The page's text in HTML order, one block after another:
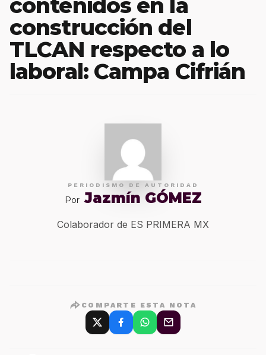
contenidos en la
construcción del
TLCAN respecto a lo
laboral: Campa Cifrián
PERIODISMO DE AUTORIDAD
Por Jazmín GÓMEZ
Colaborador de ES PRIMERA MX
COMPARTE ESTA NOTA